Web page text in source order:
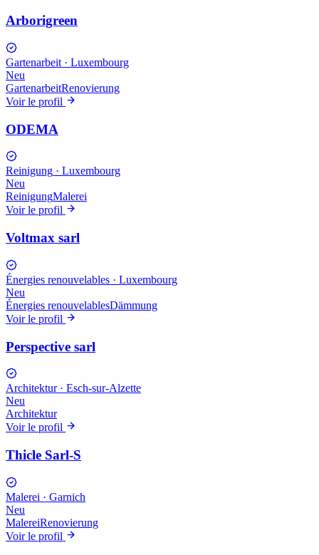
Arborigreen
Gartenarbeit · Luxembourg
Neu
GartenarbeitRenovierung
Voir le profil
ODEMA
Reinigung · Luxembourg
Neu
ReinigungMalerei
Voir le profil
Voltmax sarl
Énergies renouvelables · Luxembourg
Neu
Énergies renouvelablesDämmung
Voir le profil
Perspective sarl
Architektur · Esch-sur-Alzette
Neu
Architektur
Voir le profil
Thicle Sarl-S
Malerei · Garnich
Neu
MalereiRenovierung
Voir le profil